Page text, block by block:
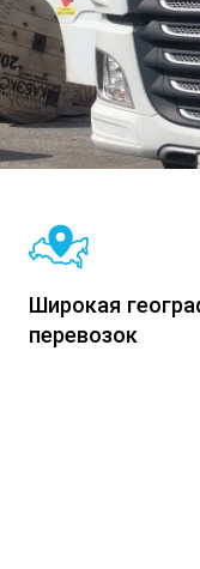
Широкая
перевозок